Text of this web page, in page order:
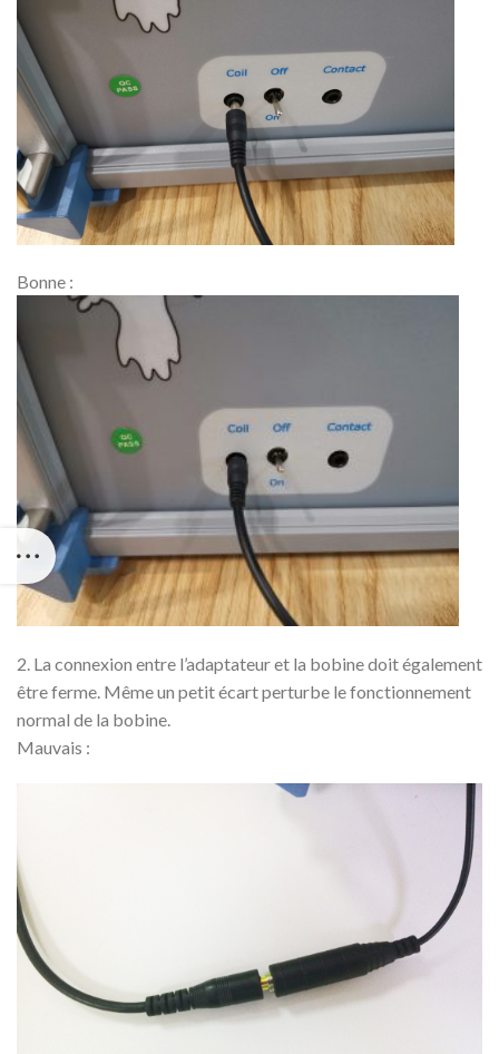
Bonne :
2. La connexion entre l’adaptateur et la bobine doit également
être ferme. Même un petit écart perturbe le fonctionnement
normal de la bobine.
Mauvais :